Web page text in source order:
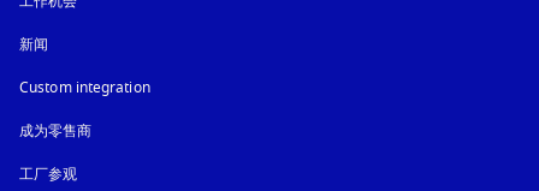
新闻
Custom integration
成为零售商
工厂参观